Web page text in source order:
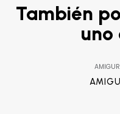
También
uno